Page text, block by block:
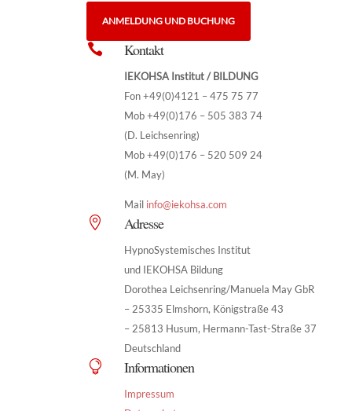
ANMELDUNG UND BUCHUNG
 Kontakt
IEKOHSA Institut / BILDUNG
Fon +49(0)4121 – 475 75 77
Mob +49(0)176 – 505 383 74
(D. Leichsenring)
Mob +49(0)176 – 520 509 24
(M. May)
Mail info@iekohsa.com
 Adresse
HypnoSystemisches Institut
und IEKOHSA Bildung
Dorothea Leichsenring/Manuela May GbR
– 25335 Elmshorn, Königstraße 43
– 25813 Husum, Hermann-Tast-Straße 37
Deutschland
 Informationen
Impressum